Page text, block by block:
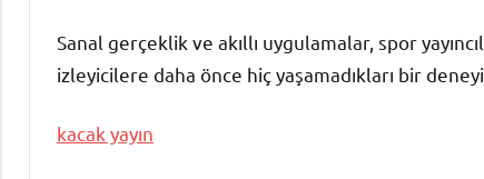
Sanal gerçeklik ve akıllı uygulamalar, spor
izleyicilere daha önce hiç yaşamadıkları bir
kacak yayın